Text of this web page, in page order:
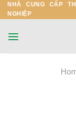
Skip
to
NHÀ CUNG CẤP
NGHIỆP